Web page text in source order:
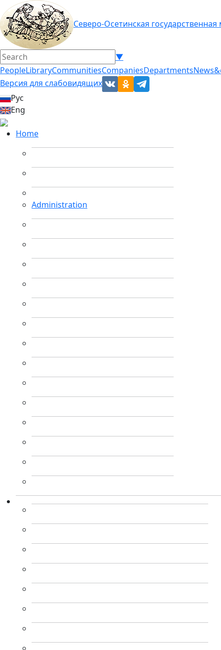
Северо-Осетинская
▼
PeopleLibraryCommunitiesCompaniesDepartments
Версия для слабовидящих
Рус
Eng
Home
Administration